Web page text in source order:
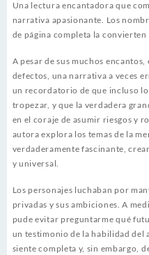
Una lectura encantadora que
narrativa apasionante. Los
de página completa la convierten
A pesar de sus muchos
defectos, una narrativa a veces
un recordatorio de que incluso
tropezar, y que la verdadera
en el coraje de asumir riesgos y
autora explora los temas de la
verdaderamente fascinante,
y universal.
Los personajes luchaban por
privadas y sus ambiciones. A
pude evitar preguntarme qué
un testimonio de la habilidad del
siente completa y, sin embargo,